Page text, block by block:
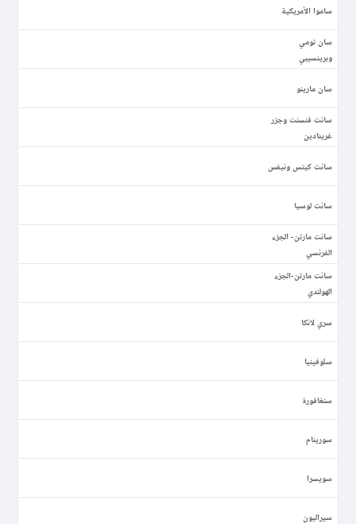
ساموا الأمريكية
سان تومي
وبرينسيبي
سان مارينو
سانت فنسنت وجزر
غرينادين
سانت كيتس ونيفس
سانت لوسيا
سانت مارتن- الجزء
الفرنسي
سانت مارتن-الجزء
الهولندي
سري لانكا
سلوفينيا
سنغافورة
سورينام
سويسرا
سيراليون